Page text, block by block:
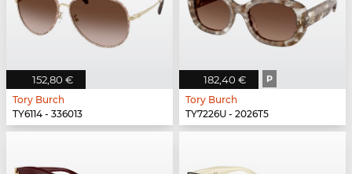
152,80 €
Tory Burch
TY6114 - 336013
182,40 € P
Tory Burch
TY7226U - 2026T5